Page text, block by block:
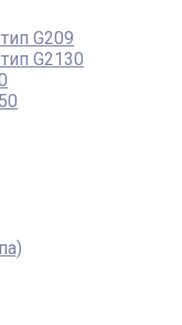
G209
G2130